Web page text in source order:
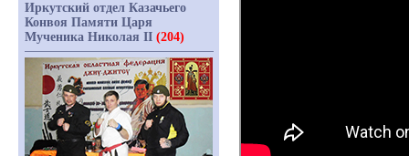
Иркутский отдел Казачьего
Конвоя Памяти Царя
Мученика Николая II (204)